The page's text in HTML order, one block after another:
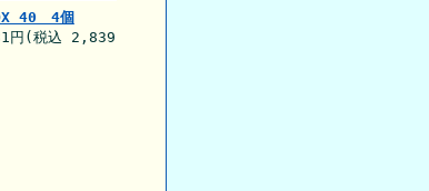
40 4個
円(税込 2,839